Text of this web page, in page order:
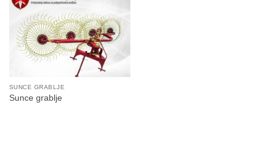
SUNCE GRABLJE
Sunce grablje